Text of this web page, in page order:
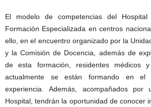
El modelo de competencias del
Formación Especializada en centros
ello, en el encuentro organizado por la
y la Comisión de Docencia, además de
de esta formación, residentes médicos
actualmente se están formando en el
experiencia. Además, acompañados por
Hospital, tendrán la oportunidad de conocer